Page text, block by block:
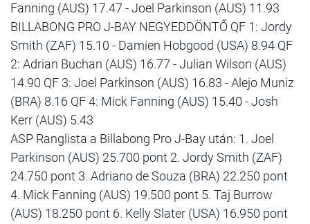
Fanning (AUS) 17.47 - Joel Parkinson (AUS) 11.93
BILLABONG PRO J-BAY NEGYEDDÖNTŐ QF 1: Jordy
Smith (ZAF) 15.10 - Damien Hobgood (USA) 8.94 QF
2: Adrian Buchan (AUS) 16.77 - Julian Wilson (AUS)
14.90 QF 3: Joel Parkinson (AUS) 16.83 - Alejo Muniz
(BRA) 8.16 QF 4: Mick Fanning (AUS) 15.40 - Josh
Kerr (AUS) 5.43
ASP Ranglista a Billabong Pro J-Bay után: 1. Joel
Parkinson (AUS) 25.700 pont 2. Jordy Smith (ZAF)
24.750 pont 3. Adriano de Souza (BRA) 22.250 pont
4. Mick Fanning (AUS) 19.500 pont 5. Taj Burrow
(AUS) 18.250 pont 6. Kelly Slater (USA) 16.950 pont